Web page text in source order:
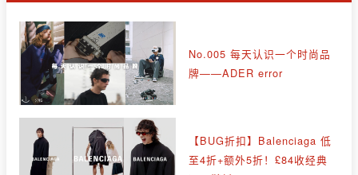
No.005 每天认识一个时尚品
牌——ADER error
【BUG折扣】Balenciaga 低
至4折+额外5折！£84收经典